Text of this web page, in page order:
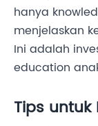
hanya
menjelaskan
Ini adalah
education
Tips untuk